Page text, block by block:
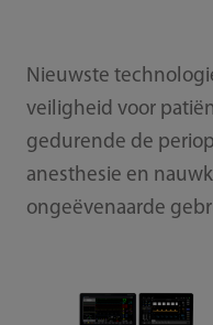
Nieuwste
veiligheid voor
gedurende de
anesthesie en
ongeëvenaarde